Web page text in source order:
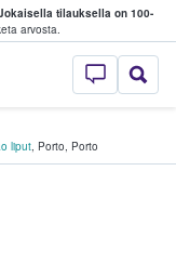
tilauksella on 100-
arvosta.
-
liput, Porto, Porto